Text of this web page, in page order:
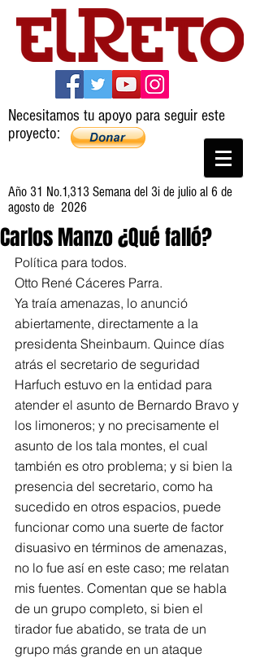
Necesitamos tu apoyo para seguir este
proyecto:
Año 31 No.1,313 Semana del 3i de julio al 6 de
agosto de 2026
Carlos Manzo ¿Qué falló?
Política para todos.
Otto René Cáceres Parra.
Ya traía amenazas, lo anunció
abiertamente, directamente a la
presidenta Sheinbaum. Quince días
atrás el secretario de seguridad
Harfuch estuvo en la entidad para
atender el asunto de Bernardo Bravo y
los limoneros; y no precisamente el
asunto de los tala montes, el cual
también es otro problema; y si bien la
presencia del secretario, como ha
sucedido en otros espacios, puede
funcionar como una suerte de factor
disuasivo en términos de amenazas,
no lo fue así en este caso; me relatan
mis fuentes. Comentan que se habla
de un grupo completo, si bien el
tirador fue abatido, se trata de un
grupo más grande en un ataque